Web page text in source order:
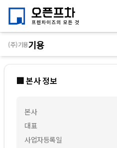
🏢 본사 정보
본사
대표
사업자등록일
(주)기용기용